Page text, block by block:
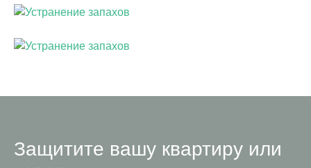
Защитите вашу квартиру или